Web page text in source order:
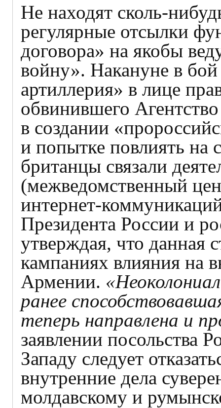
Не находят сколь-
регулярные отсылки
договора» на якобы
войну». Накануне в бой
артиллерия» в лице
обвинившего
в создании
и попытке повлиять на
британцы связали
(межведомственный
интернет-
Президента России и
утверждая, что данная
кампаниях влияния на
Армении.
ранее
теперь направлена и
заявлении посольства
Западу следует
внутренние дела
молдавскому и